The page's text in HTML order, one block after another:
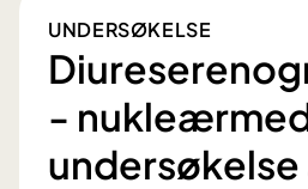
UNDERSØKELSE
-
undersøkelse